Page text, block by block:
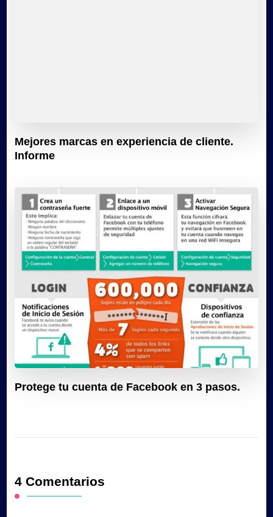
Mejores marcas en experiencia de cliente.
Informe
Protege tu cuenta de Facebook en 3 pasos.
4 Comentarios